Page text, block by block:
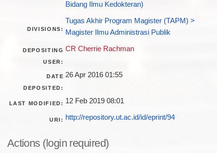
Bidang Ilmu Kedokteran)
DIVISIONS:
Tugas Akhir Program Magister (TAPM) >
Magister Ilmu Administrasi Publik
DEPOSITING
USER:
CR Cherrie Rachman
DATE
DEPOSITED:
26 Apr 2016 01:55
LAST MODIFIED: 12 Feb 2019 08:01
URI: http://repository.ut.ac.id/id/eprint/94
Actions (login required)